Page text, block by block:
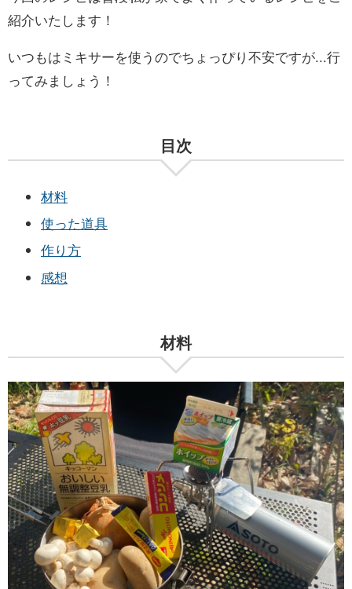
紹介いたします！
いつもはミキサーを使うのでちょっぴり不安ですが...行
ってみましょう！
目次
材料
使った道具
作り方
感想
材料